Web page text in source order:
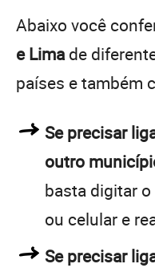
Abaixo você
e Lima de
países e também
Se precisar
outro
basta digitar
ou celular e
Se precisar